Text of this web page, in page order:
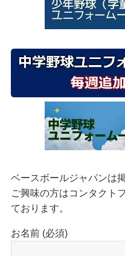
ベースボールジャパンは
ご興味の方はコンタクト
ております。
お名前 (必須)